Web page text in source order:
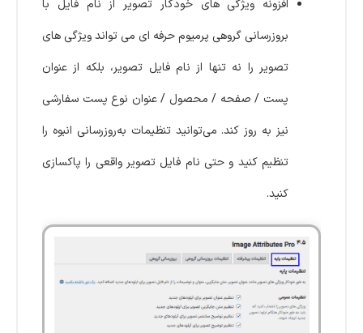
افزونه ویژگی های خودکار تصویر از نام فایل با
بروزرسانی گروهی پرمیوم حرفه ای می تواند ویژگی های
تصویر را نه تنها از نام فایل تصویر، بلکه از عنوان
پست / صفحه / محصول / عنوان نوع پست سفارشی
نیز به روز کند. می‌توانید تنظیمات به‌روزرسانی انبوه را
تنظیم کنید و حتی نام فایل تصویر واقعی را پاکسازی
کنید.